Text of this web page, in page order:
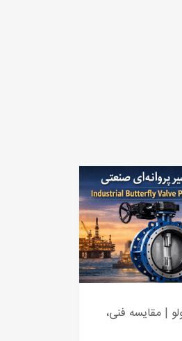
| مقایسه فنی،